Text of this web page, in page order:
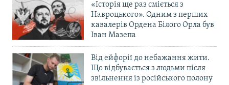
«Історія ще раз сміється з
Навроцького». Одним з перших
кавалерів Ордена Білого Орла був
Іван Мазепа
Від ейфорії до небажання жити.
Що відбувається з людьми після
звільнення із російського полону